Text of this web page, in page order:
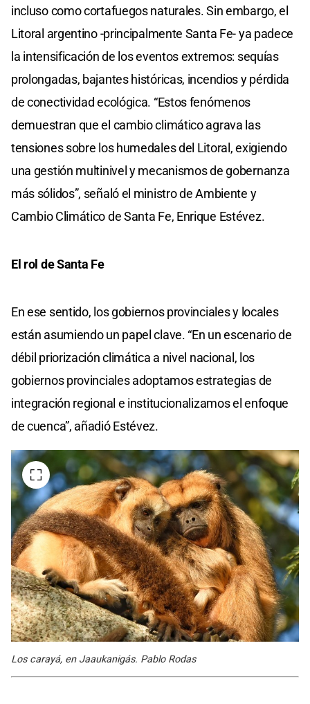
incluso como cortafuegos naturales. Sin embargo, el
Litoral argentino -principalmente Santa Fe- ya padece
la intensificación de los eventos extremos: sequías
prolongadas, bajantes históricas, incendios y pérdida
de conectividad ecológica. “Estos fenómenos
demuestran que el cambio climático agrava las
tensiones sobre los humedales del Litoral, exigiendo
una gestión multinivel y mecanismos de gobernanza
más sólidos”, señaló el ministro de Ambiente y
Cambio Climático de Santa Fe, Enrique Estévez.
El rol de Santa Fe
En ese sentido, los gobiernos provinciales y locales
están asumiendo un papel clave. “En un escenario de
débil priorización climática a nivel nacional, los
gobiernos provinciales adoptamos estrategias de
integración regional e institucionalizamos el enfoque
de cuenca”, añadió Estévez.
Los carayá, en Jaaukanigás. Pablo Rodas